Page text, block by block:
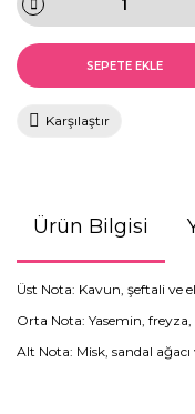
SEPETE EKLE
Karşılaştır
Ürün Bilgisi
Üst Nota: Kavun, şeftali ve
Orta Nota: Yasemin,
Alt Nota: Misk, sandal